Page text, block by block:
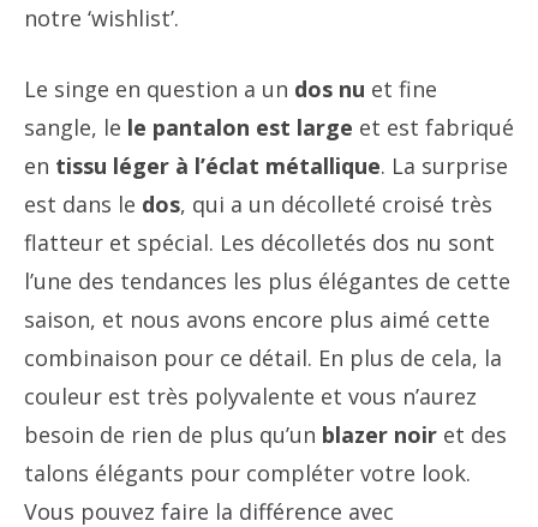
notre ‘wishlist’.
Le singe en question a un dos nu et fine
sangle, le le pantalon est large et est fabriqué
en tissu léger à l’éclat métallique. La surprise
est dans le dos, qui a un décolleté croisé très
flatteur et spécial. Les décolletés dos nu sont
l’une des tendances les plus élégantes de cette
saison, et nous avons encore plus aimé cette
combinaison pour ce détail. En plus de cela, la
couleur est très polyvalente et vous n’aurez
besoin de rien de plus qu’un blazer noir et des
talons élégants pour compléter votre look.
Vous pouvez faire la différence avec